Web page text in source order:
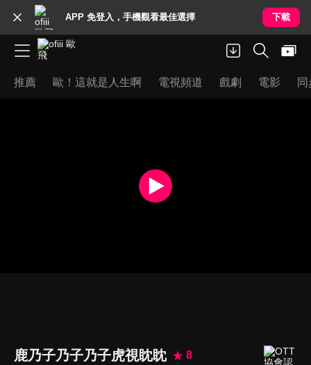
APP 免登入，手機觀看最佳選擇 下載
推薦 歐！這就是人生啊 電視頻道 戲劇 電影
鹿乃子乃子乃子虎視眈眈
8